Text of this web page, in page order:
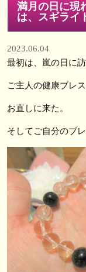
満月の日に現
は、スギライ
2023.06.04
最初は、嵐の日に
ご主人の健康ブレ
お直しに来た。
そしてご自分のブ